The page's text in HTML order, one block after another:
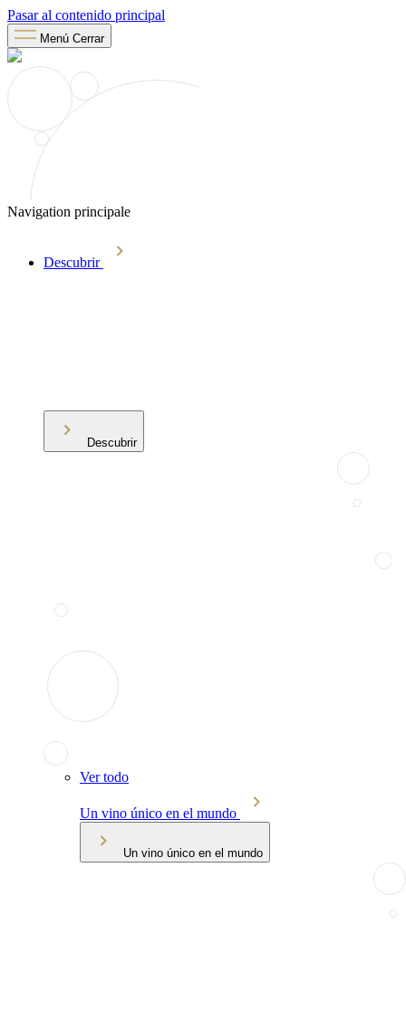
Pasar al contenido principal
Menú Cerrar
Navigation principale
Descubrir
Descubrir
Ver todo
Un vino único en el mundo
Un vino único en el mundo